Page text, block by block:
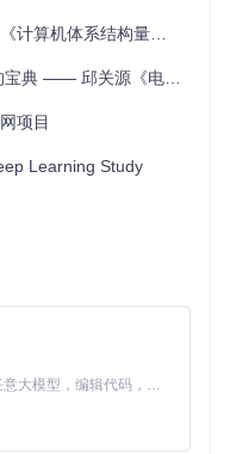
化研究方法》第六版课件推荐
电路电子课件》第五版全面解析
项目
Learning Study
Claude Code 的开源替代方案。连接任意大模型，编辑代码，运行命令，自动验证 — 全自动执行。用 Rust 构建，极致性能。 ｜ An open-source alternative to Claude Code. Connect any LLM, edit code, run commands, and verify changes — autonomously. Built in Rust for speed. Get Started